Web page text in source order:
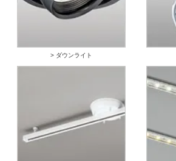
> ダウンライト